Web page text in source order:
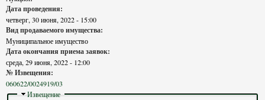
Дата проведения:
четверг, 30 июня, 2022 - 15:00
Вид продаваемого имущества:
Муниципальное имущество
Дата окончания приема заявок:
среда, 29 июня, 2022 - 12:00
№ Извещения:
060622/0024919/03
Скрыть
Извещение